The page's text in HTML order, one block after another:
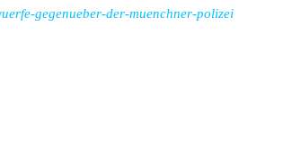
gegenueber-der-muenchner-polizei